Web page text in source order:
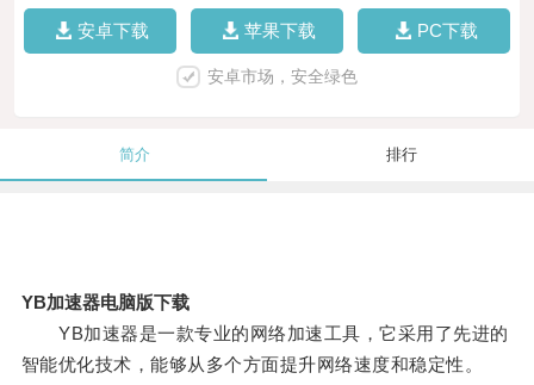
安卓下载 苹果下载 PC下载
安卓市场，安全绿色
简介 排行
YB加速器电脑版下载
YB加速器是一款专业的网络加速工具，它采用了先进的
智能优化技术，能够从多个方面提升网络速度和稳定性。